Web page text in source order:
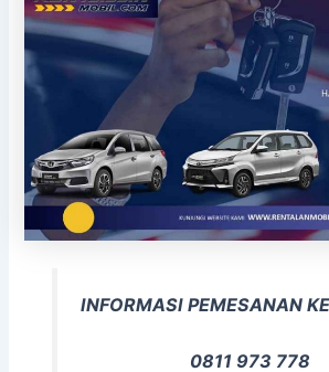
INFORMASI PEMESANAN
0811 973 778